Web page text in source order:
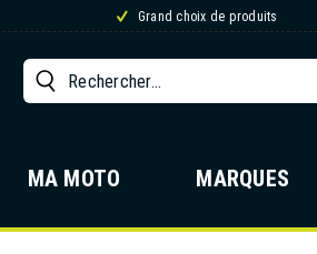
Grand choix de produits
MA MOTO MARQUES